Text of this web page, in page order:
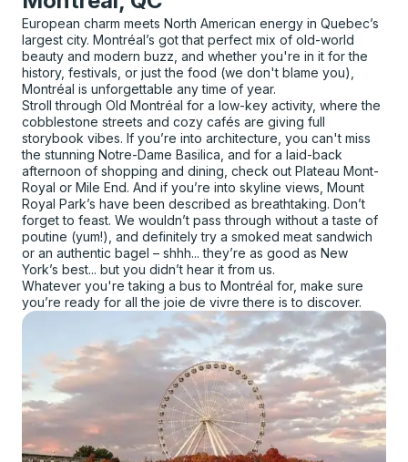
European charm meets North American energy in Quebec’s
largest city. Montréal’s got that perfect mix of old-world
beauty and modern buzz, and whether you're in it for the
history, festivals, or just the food (we don't blame you),
Montréal is unforgettable any time of year.
Stroll through Old Montréal for a low-key activity, where the
cobblestone streets and cozy cafés are giving full
storybook vibes. If you’re into architecture, you can't miss
the stunning Notre-Dame Basilica, and for a laid-back
afternoon of shopping and dining, check out Plateau Mont-
Royal or Mile End. And if you’re into skyline views, Mount
Royal Park’s have been described as breathtaking. Don’t
forget to feast. We wouldn’t pass through without a taste of
poutine (yum!), and definitely try a smoked meat sandwich
or an authentic bagel – shhh... they’re as good as New
York’s best... but you didn’t hear it from us.
Whatever you're taking a bus to Montréal for, make sure
you’re ready for all the joie de vivre there is to discover.